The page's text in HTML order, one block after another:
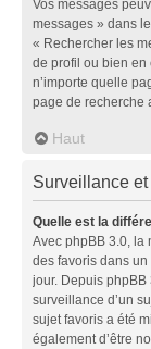
Vos messages
messages » dans
« Rechercher les
de profil ou bien en
n’importe quelle
page de recherche
Haut
Surveillance
Quelle est la
Avec phpBB 3.0, la
des favoris dans un
jour. Depuis
surveillance d’un
sujet favoris a été
également d’être